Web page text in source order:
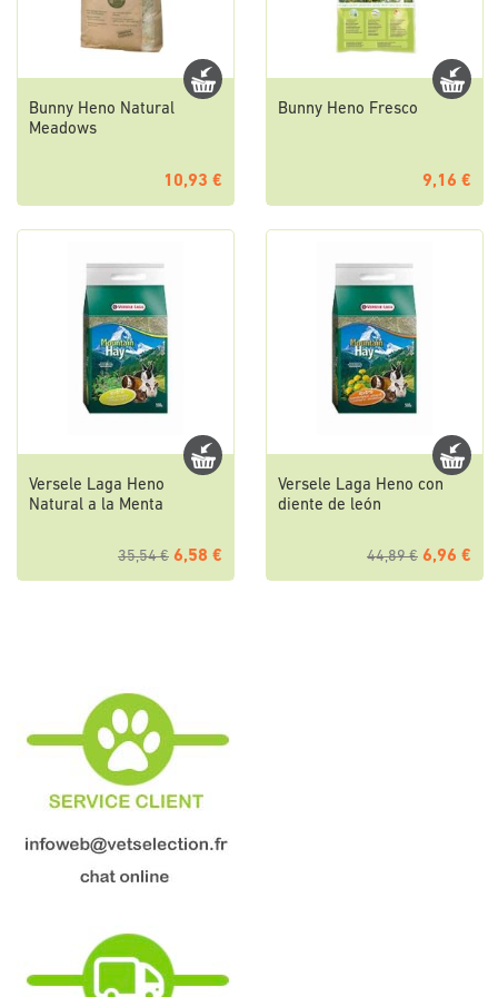
Bunny Heno Natural
Meadows
10,93 €
Bunny Heno Fresco
9,16 €
Versele Laga Heno
Natural a la Menta
35,54 € 6,58 €
Versele Laga Heno con
diente de león
44,89 € 6,96 €